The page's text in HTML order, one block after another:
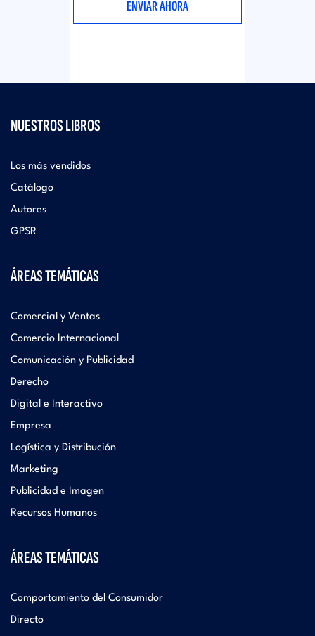
NUESTROS LIBROS
Los más vendidos
Catálogo
Autores
GPSR
ÁREAS TEMÁTICAS
Comercial y Ventas
Comercio Internacional
Comunicación y Publicidad
Derecho
Digital e Interactivo
Empresa
Logística y Distribución
Marketing
Publicidad e Imagen
Recursos Humanos
ÁREAS TEMÁTICAS
Comportamiento del Consumidor
Directo